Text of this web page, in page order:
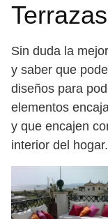
Sin duda la
y saber que
diseños para
elementos
y que encajen
interior del hogar.